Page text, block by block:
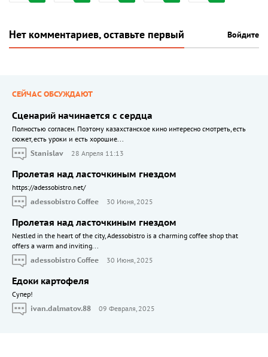
Нет комментариев, оставьте первый Войдите
СЕЙЧАС ОБСУЖДАЮТ
Сценарий начинается с сердца
Полностью согласен. Поэтому казахстанское кино интересно смотреть, есть
сюжет, есть уроки и есть хорошие...
Stanislav
28 Апреля 11:13
Пролетая над ласточкиным гнездом
https://adessobistro.net/
adessobistro Coffee
30 Июня, 2025
Пролетая над ласточкиным гнездом
Nestled in the heart of the city, Adessobistro is a charming coffee shop that
offers a warm and inviting...
adessobistro Coffee
30 Июня, 2025
Едоки картофеля
Cупер!
ivan.dalmatov.88
09 Февраля, 2025